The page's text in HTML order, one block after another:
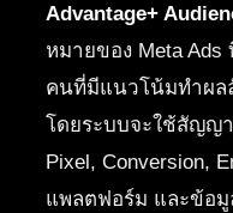
Advantage+
หมายของ Meta Ads
คนที่มีแนวโน้มทำผล
โดยระบบจะใช้สัญญ
Pixel, Conversion,
แพลตฟอร์ม และข้อมู